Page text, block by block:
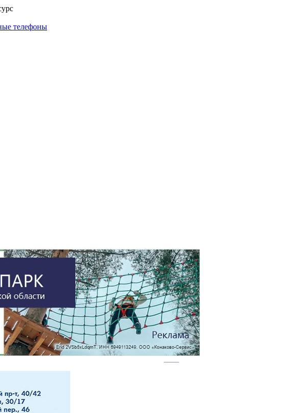
телефоны